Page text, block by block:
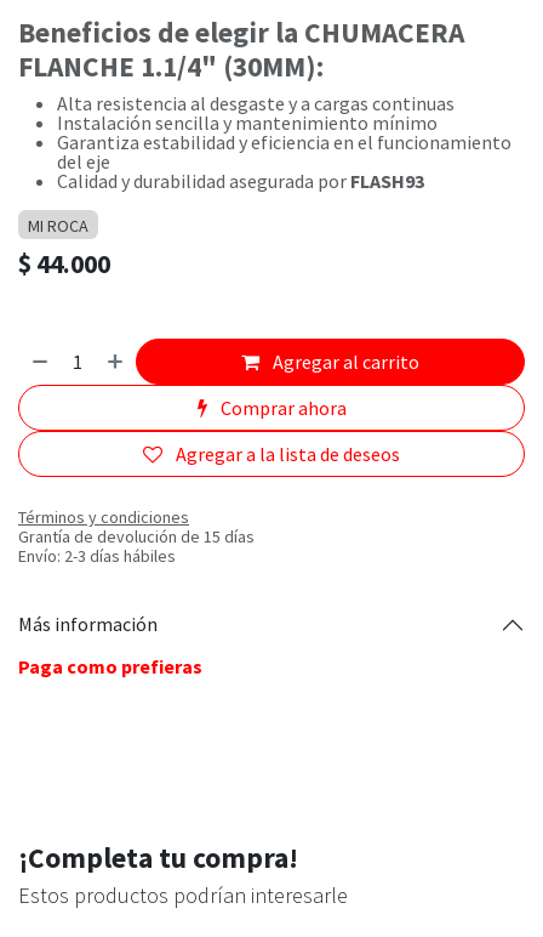
Beneficios de elegir la CHUMACERA
FLANCHE 1.1/4" (30MM):
Alta resistencia al desgaste y a cargas continuas
Instalación sencilla y mantenimiento mínimo
Garantiza estabilidad y eficiencia en el funcionamiento
del eje
Calidad y durabilidad asegurada por FLASH93
MI ROCA
$ 44.000
Agregar al carrito
Comprar ahora
Agregar a la lista de deseos
Términos y condiciones
Grantía de devolución de 15 días
Envío: 2-3 días hábiles
Más información
Paga como prefieras
¡Completa tu compra!
Estos productos podrían interesarle